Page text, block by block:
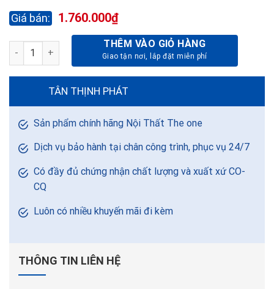
1.760.000₫
GHẾ LÃNH ĐẠO SG927-DA PVC số lượng
THÊM VÀO GIỎ HÀNG
TÂN THỊNH PHÁT
Sản phẩm chính hãng Nội Thất The one
Dịch vụ bảo hành tại chân công trình, phục vụ 24/7
Có đầy đủ chứng nhận chất lượng và xuất xứ CO-
CQ
Luôn có nhiều khuyến mãi đi kèm
THÔNG TIN LIÊN HỆ